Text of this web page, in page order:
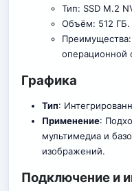
Тип: SSD M.2
Объём: 512 ГБ.
Преимущества:
операционной
Графика
Тип:
Применение:
мультимедиа и
изображений.
Подключение и